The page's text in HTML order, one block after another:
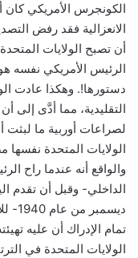
الكونجرس الأمريكي كان
الانعزالية فقد رفض
أن تصبح الولايات
الرئيس الأمريكي نفسه
دستورها!. وهكذا عادت
التقليدية، مما أدَّى إلى
لصراعات أوربية ما
الولايات المتحدة
والواقع أنه عندما راح
الداخلي- وقبل أن تقدم
تمام الإدراك أن عليه
الولايات المتحدة في